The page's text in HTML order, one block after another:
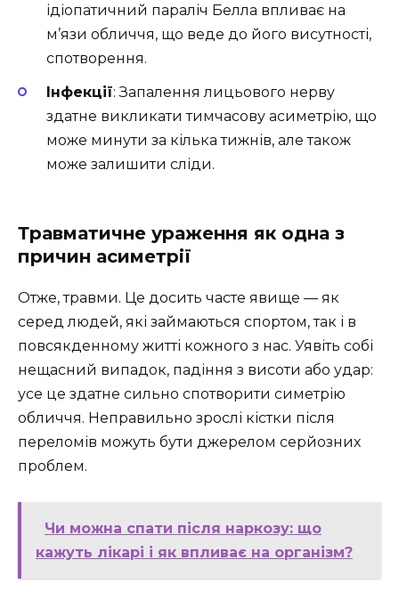
ідіопатичний параліч Белла впливає на
м’язи обличчя, що веде до його висутності,
спотворення.
Інфекції: Запалення лицьового нерву
здатне викликати тимчасову асиметрію, що
може минути за кілька тижнів, але також
може залишити сліди.
Травматичне ураження як одна з
причин асиметрії
Отже, травми. Це досить часте явище — як
серед людей, які займаються спортом, так і в
повсякденному житті кожного з нас. Уявіть собі
нещасний випадок, падіння з висоти або удар:
усе це здатне сильно спотворити симетрію
обличчя. Неправильно зрослі кістки після
переломів можуть бути джерелом серйозних
проблем.
Чи можна спати після наркозу: що
кажуть лікарі і як впливає на організм?